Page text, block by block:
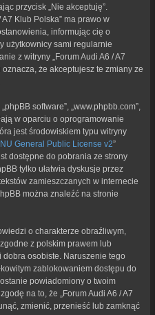
przycisk „Nie akceptuję”.
Klub Polska” ma prawo w
informując cię o
użytkownicy sami regularnie
z witryny „Forum Audi A6 / A7
że akceptujesz te zmiany ze
software”, „www.phpbb.com”,
w oparciu o oprogramowanie
jest środowiskiem typu witryny
General Public License v2”
dostępne do pobrania ze strony
tylko ułatwia dyskusje przez
zamieszczanych w internecie
można znaleźć na stronie
o charakterze obraźliwym,
z polskim prawem lub
osobiste. Naruszenie tego
zablokowaniem dostępu do
powiadomiony o twoim
na to, że „Forum Audi A6 / A7
zmienić, przenieść lub zamknąć